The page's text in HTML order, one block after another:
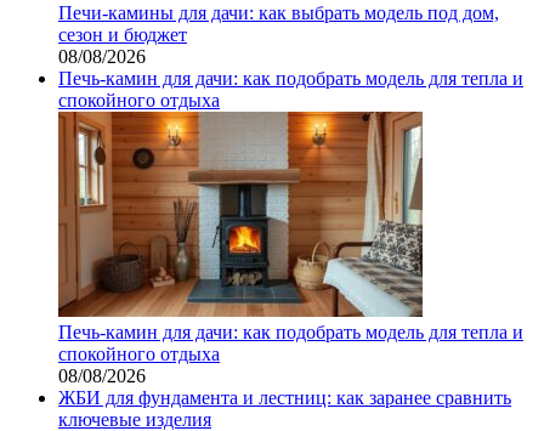
Печи-камины для дачи: как выбрать модель под дом,
сезон и бюджет
08/08/2026
Печь-камин для дачи: как подобрать модель для тепла и
спокойного отдыха
Печь-камин для дачи: как подобрать модель для тепла и
спокойного отдыха
08/08/2026
ЖБИ для фундамента и лестниц: как заранее сравнить
ключевые изделия